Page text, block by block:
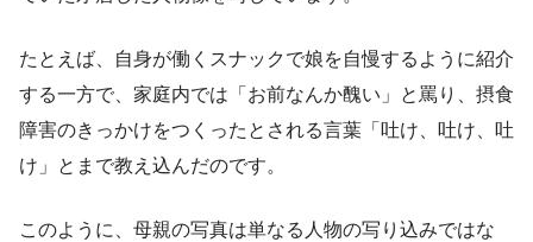
たとえば、自身が働くスナックで娘を自慢するように紹介
する一方で、家庭内では「お前なんか醜い」と罵り、摂食
障害のきっかけをつくったとされる言葉「吐け、吐け、吐
け」とまで教え込んだのです。
このように、母親の写真は単なる人物の写り込みではな